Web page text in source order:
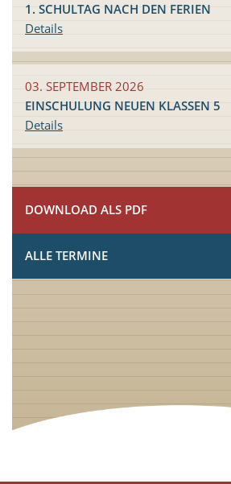
1. SCHULTAG NACH DEN FERIEN
Details
03. SEPTEMBER 2026
EINSCHULUNG NEUEN KLASSEN 5
Details
DOWNLOAD ALS PDF
ALLE TERMINE